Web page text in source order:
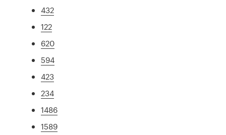
432
122
620
594
423
234
1486
1589